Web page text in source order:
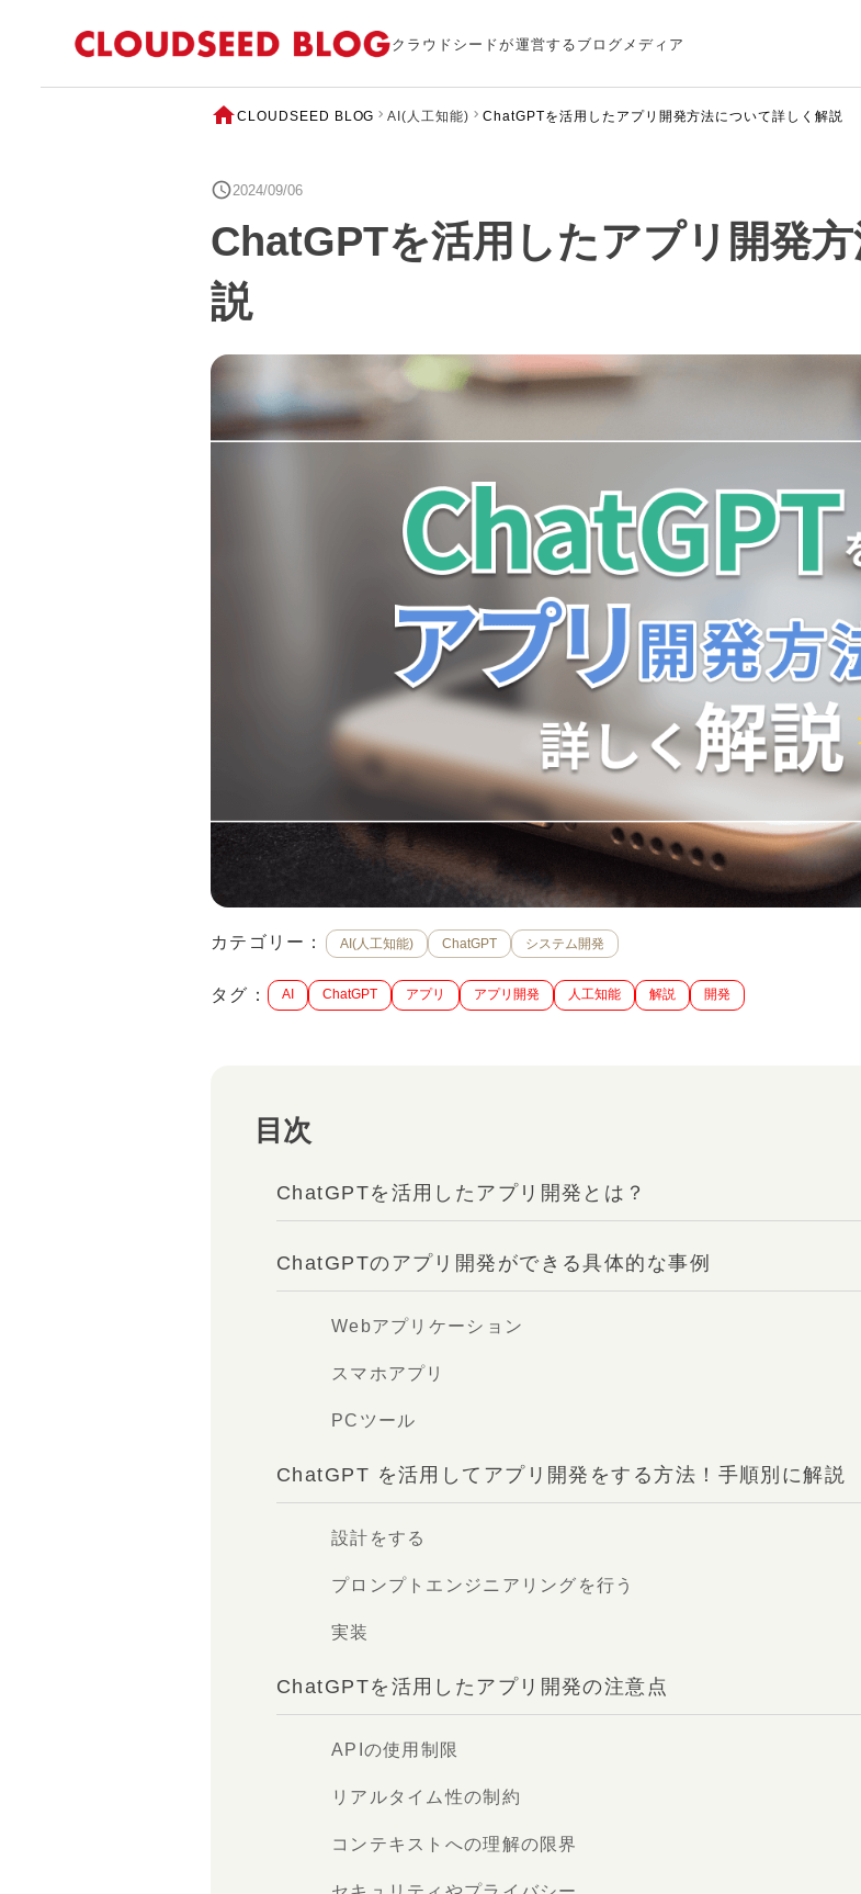
クラウドシードが運営するブログメディア
CLOUDSEED BLOG AI(人工知能) ChatGPTを活用したアプリ開発方法について詳しく解説
2024/09/06
ChatGPTを活用したアプリ開発
説
カテゴリー： AI(人工知能) ChatGPT システム開発
タグ： AI ChatGPT アプリ アプリ開発 人工知能 解説 開発
目次
ChatGPTを活用したアプリ開発とは？
ChatGPTのアプリ開発ができる具体的な事例
Webアプリケーション
スマホアプリ
PCツール
ChatGPT を活用してアプリ開発をする方法！手順別に解説
設計をする
プロンプトエンジニアリングを行う
実装
ChatGPTを活用したアプリ開発の注意点
APIの使用制限
リアルタイム性の制約
コンテキストへの理解の限界